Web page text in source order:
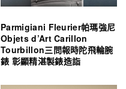
Parmigiani Fleurier帕瑪強尼
Objets d’Art Carillon
Tourbillon三問報時陀飛輪腕
錶 彰顯精湛製錶造詣